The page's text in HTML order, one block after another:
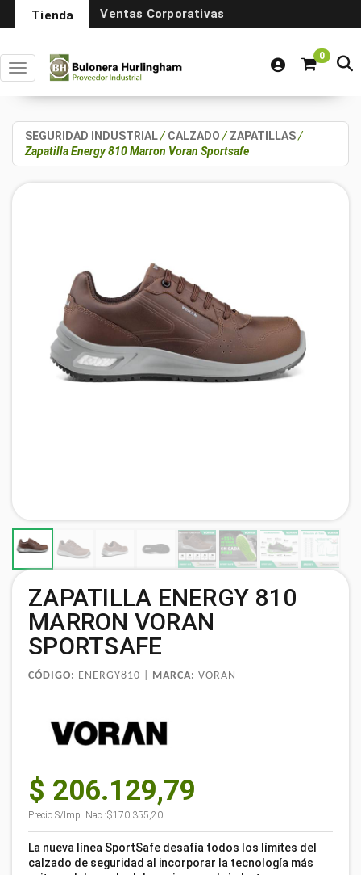
Tienda Ventas Corporativas
0
Toggle navigation
SEGURIDAD INDUSTRIAL/ CALZADO / ZAPATILLAS/
Zapatilla Energy 810 Marron Voran Sportsafe
ZAPATILLA ENERGY 810
MARRON VORAN
SPORTSAFE
CÓDIGO: ENERGY810 | MARCA: VORAN
$ 206.129,79
Precio S/Imp. Nac.:$170.355,20
La nueva línea SportSafe desafía todos los límites del
calzado de seguridad al incorporar la tecnología más